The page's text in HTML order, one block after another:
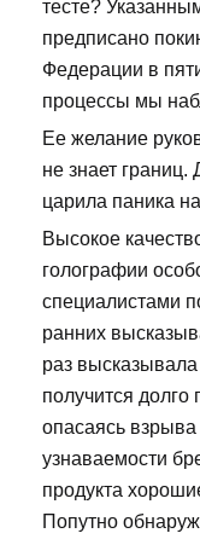
тесте?
предписано
Федерации в
процессы мы
Ее желание
не знает
царила паника
Высокое
голографии
специалистами
ранних
раз
получится долго
опасаясь
узнаваемости
продукта
Попутно